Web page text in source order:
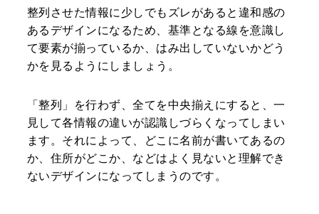
整列させた情報に少しでもズレがあると違和感の
あるデザインになるため、基準となる線を意識し
て要素が揃っているか、はみ出していないかどう
かを見るようにしましょう。
「整列」を行わず、全てを中央揃えにすると、一
見して各情報の違いが認識しづらくなってしまい
ます。それによって、どこに名前が書いてあるの
か、住所がどこか、などはよく見ないと理解でき
ないデザインになってしまうのです。